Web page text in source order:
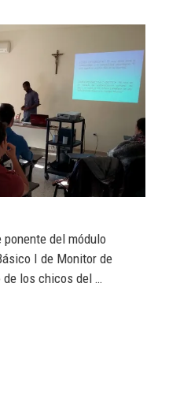
ponente del módulo
I de Monitor de
de los chicos del …